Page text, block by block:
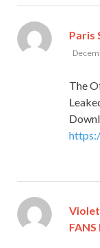
Paris
The
Violet
FANS